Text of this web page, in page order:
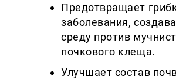
Предотвращает
заболевания,
среду против
почкового клеща.
Улучшает состав